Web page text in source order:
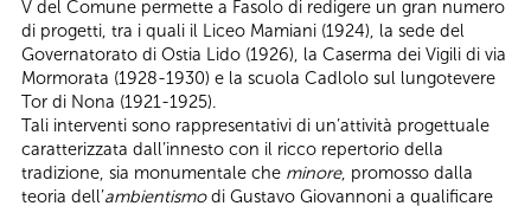
V del Comune permette a Fasolo di redigere un gran numero
di progetti, tra i quali il Liceo Mamiani (1924), la sede del
Governatorato di Ostia Lido (1926), la Caserma dei Vigili di via
Mormorata (1928-1930) e la scuola Cadlolo sul lungotevere
Tor di Nona (1921-1925).
Tali interventi sono rappresentativi di un’attività progettuale
caratterizzata dall’innesto con il ricco repertorio della
tradizione, sia monumentale che minore, promosso dalla
teoria dell’ambientismodi Gustavo Giovannoni a qualificare